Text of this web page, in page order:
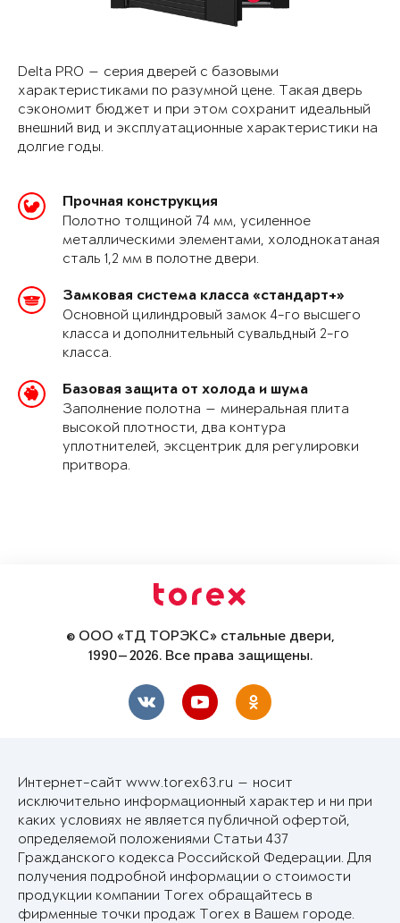
Delta PRO — серия дверей с базовыми
характеристиками по разумной цене. Такая дверь
сэкономит бюджет и при этом сохранит идеальный
внешний вид и эксплуатационные характеристики на
долгие годы.
Прочная конструкция
Полотно толщиной 74 мм, усиленное
металлическими элементами, холоднокатаная
сталь 1,2 мм в полотне двери.
Замковая система класса «стандарт+»
Основной цилиндровый замок 4-го высшего
класса и дополнительный сувальдный 2-го
класса.
Базовая защита от холода и шума
Заполнение полотна — минеральная плита
высокой плотности, два контура
уплотнителей, эксцентрик для регулировки
притвора.
© ООО «ТД ТОРЭКС» стальные двери,
1990—2026. Все права защищены.
Интернет-сайт www.torex63.ru — носит
исключительно информационный характер и ни при
каких условиях не является публичной офертой,
определяемой положениями Статьи 437
Гражданского кодекса Российской Федерации. Для
получения подробной информации о стоимости
продукции компании Torex обращайтесь в
фирменные точки продаж Torex в Вашем городе.